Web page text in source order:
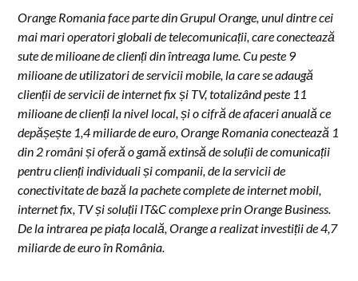
Orange Romania face parte din Grupul Orange, unul dintre cei
mai mari operatori globali de telecomunicații, care conectează
sute de milioane de clienți din întreaga lume. Cu peste 9
milioane de utilizatori de servicii mobile, la care se adaugă
clienții de servicii de internet fix și TV, totalizând peste 11
milioane de clienți la nivel local, și o cifră de afaceri anuală ce
depășește 1,4 miliarde de euro, Orange Romania conectează 1
din 2 români și oferă o gamă extinsă de soluții de comunicații
pentru clienți individuali și companii, de la servicii de
conectivitate de bază la pachete complete de internet mobil,
internet fix, TV și soluții IT&C complexe prin Orange Business.
De la intrarea pe piața locală, Orange a realizat investiții de 4,7
miliarde de euro în România.